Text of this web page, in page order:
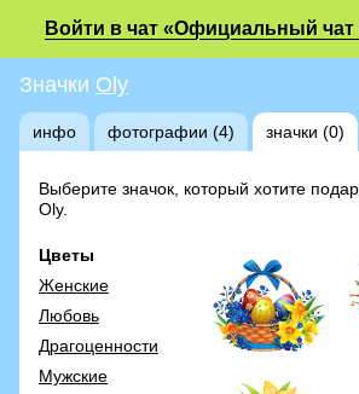
Войти в чат «Официальный чат
Значки Oly
инфо фотографии (4) значки (0)
Выберите значок, который хотите
Oly.
Цветы
Женские
Любовь
Драгоценности
Мужские